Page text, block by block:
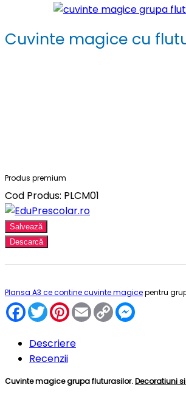
Cuvinte magice cu
Produs premium
Cod Produs: PLCM01
Salvează
Descarcă
Plansa A3 ce contine cuvinte magicepentru
Facebook
TwitterPinterest
EmailCopy
Link
Descriere
Recenzii
Cuvinte magice grupa fluturasilor.Decoratiuni